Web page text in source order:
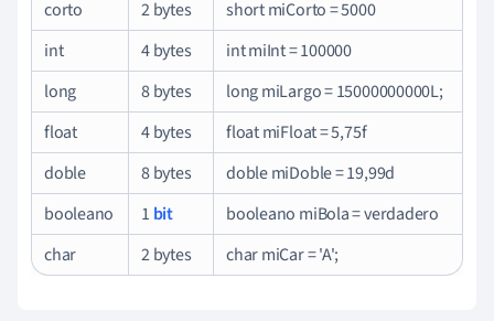
corto
2 bytes
short miCorto = 5000
int
4 bytes
int miInt = 100000
long
8 bytes
long miLargo = 15000000000L;
float
4 bytes
float miFloat = 5,75f
doble
8 bytes
doble miDoble = 19,99d
booleano
1 bit
booleano miBola = verdadero
char
2 bytes char miCar = 'A';